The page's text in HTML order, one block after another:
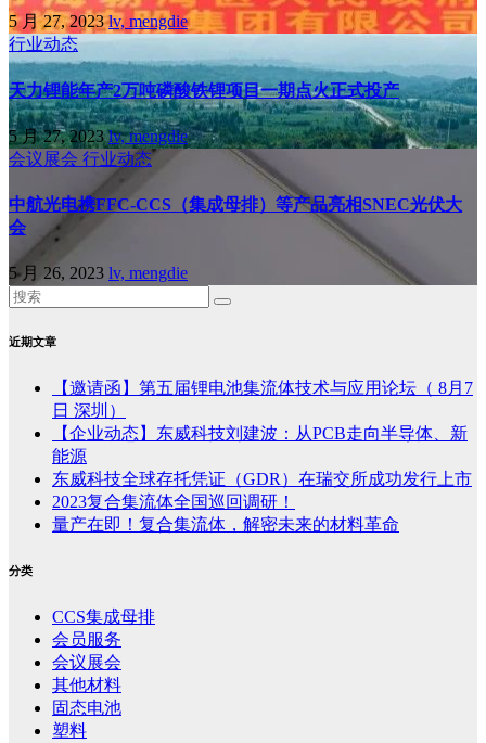
5 月 27, 2023lv, mengdie
行业动态
天力锂能年产2万吨磷酸铁锂项目一期点火正式投产
5 月 27, 2023lv, mengdie
会议展会 行业动态
中航光电携FFC-CCS（集成母排）等产品亮相SNEC光伏大
会
5 月 26, 2023 lv, mengdie
近期文章
【邀请函】第五届锂电池集流体技术与应用论坛（ 8月7
日 深圳）
【企业动态】东威科技刘建波：从PCB走向半导体、新
能源
东威科技全球存托凭证（GDR）在瑞交所成功发行上市
2023复合集流体全国巡回调研！
量产在即！复合集流体，解密未来的材料革命
分类
CCS集成母排
会员服务
会议展会
其他材料
固态电池
塑料